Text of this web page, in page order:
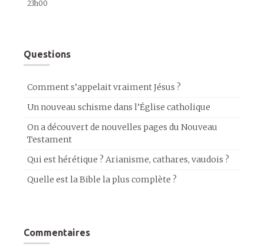
23h00
Questions
Comment s’appelait vraiment Jésus ?
Un nouveau schisme dans l’Église catholique
On a découvert de nouvelles pages du Nouveau
Testament
Qui est hérétique ? Arianisme, cathares, vaudois ?
Quelle est la Bible la plus complète ?
Commentaires